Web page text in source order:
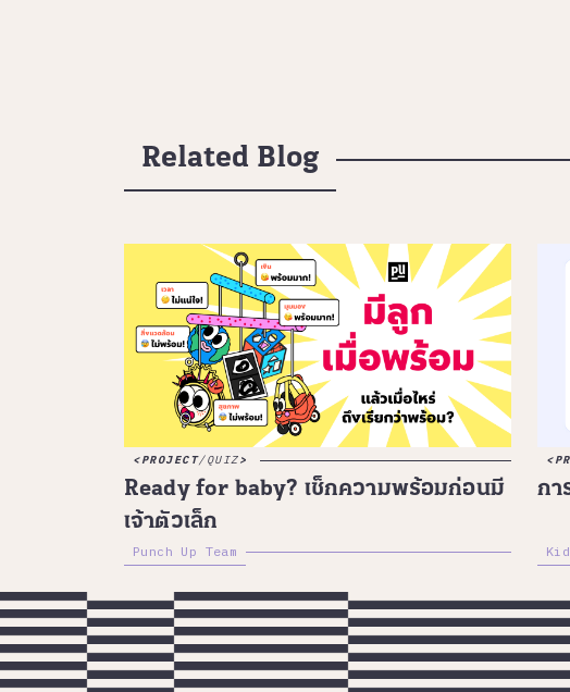
Related Blog
PROJECT/QUIZ
Ready for baby? เช็กความพร้อมก่อนมี
เจ้าตัวเล็ก
Punch Up Team
กา